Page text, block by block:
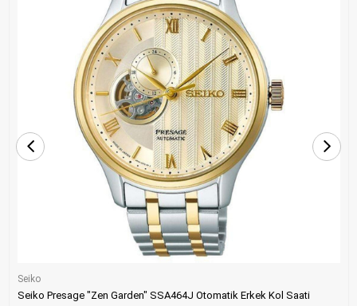
Seiko
Seiko Presage "Zen Garden" SSA464J Otomatik Erkek Kol Saati